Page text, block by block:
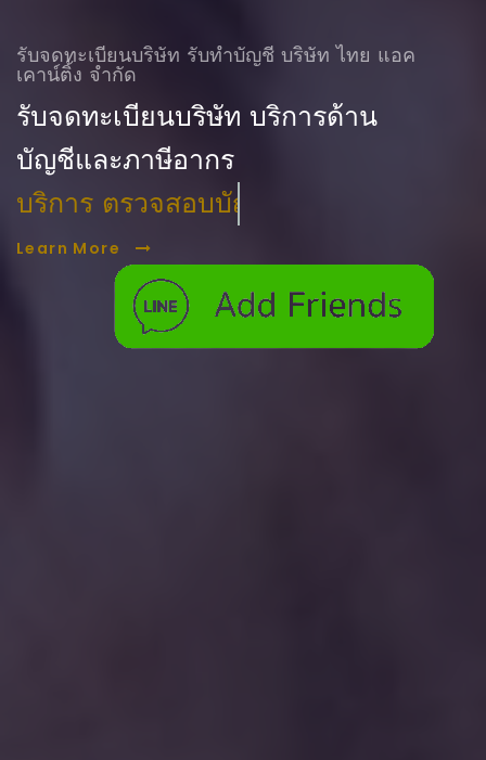
รับจดทะเบียนบริษัท รับทําบัญชี บริษัท ไทย แอค
เคาน์ติ้ง จำกัด
รับจดทะเบียนบริษัท บริการด้าน
บัญชีและภาษีอากร
บริการ ตรวจสอบบัญชี
Learn More